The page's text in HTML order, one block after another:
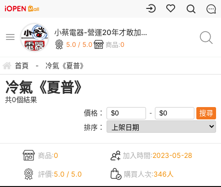
小蔡電器-營運20年才敢加碼
安裝三年保固
5.0 / 5.0 商品:0
首頁 - 冷氣《夏普》
冷氣《夏普》
共0個結果
價格：
排序：
商品:0 加入時間:2023-05-28
評價:5.0 / 5.0 購買人次:346人